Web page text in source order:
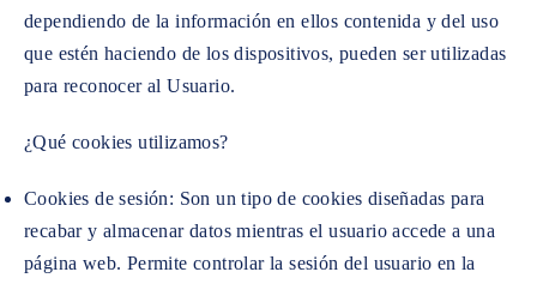
dependiendo de la información en ellos contenida y del uso
que estén haciendo de los dispositivos, pueden ser utilizadas
para reconocer al Usuario.
¿Qué cookies utilizamos?
Cookies de sesión: Son un tipo de cookies diseñadas para
recabar y almacenar datos mientras el usuario accede a una
página web. Permite controlar la sesión del usuario en la